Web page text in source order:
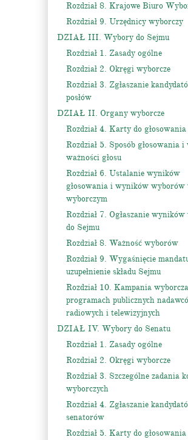
Rozdział 8. Krajowe Biuro
Rozdział 9. Urzędnicy wyborczy
DZIAŁ III. Wybory do Sejmu
Rozdział 1. Zasady ogólne
Rozdział 2. Okręgi wyborcze
Rozdział 3. Zgłaszanie
posłów
DZIAŁ II. Organy wyborcze
Rozdział 4. Karty do głosowania
Rozdział 5. Sposób głosowania
ważności głosu
Rozdział 6. Ustalanie wyników
głosowania i wyników wyborów
wyborczym
Rozdział 7. Ogłaszanie
do Sejmu
Rozdział 8. Ważność wyborów
Rozdział 9. Wygaśnięcie
uzupełnienie składu Sejmu
Rozdział 10. Kampania
programach publicznych
radiowych i telewizyjnych
DZIAŁ IV. Wybory do Senatu
Rozdział 1. Zasady ogólne
Rozdział 2. Okręgi wyborcze
Rozdział 3. Szczególne zadania
wyborczych
Rozdział 4. Zgłaszanie
senatorów
Rozdział 5. Karty do głosowania